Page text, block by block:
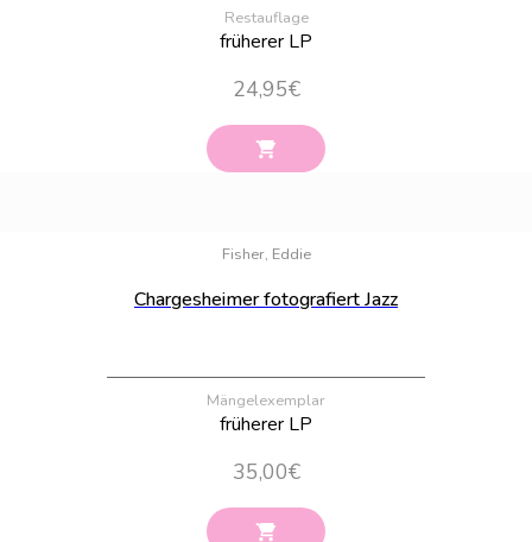
Restauflage
früherer LP
24,95€
Fisher, Eddie
Chargesheimer fotografiert Jazz
Mängelexemplar
früherer LP
35,00€